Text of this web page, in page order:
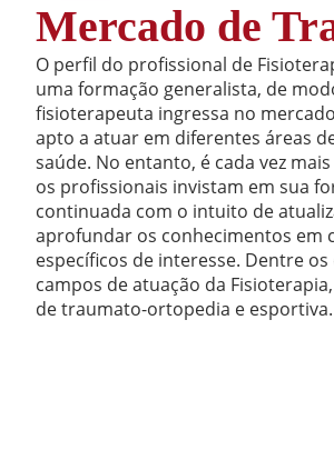
Mercado de
O perfil do profissional de
uma formação generalista, de
fisioterapeuta ingressa no
apto a atuar em diferentes áreas
saúde. No entanto, é cada vez
os profissionais invistam em sua
continuada com o intuito de
aprofundar os conhecimentos em
específicos de interesse. Dentre
campos de atuação da
de traumato-ortopedia e esportiva.